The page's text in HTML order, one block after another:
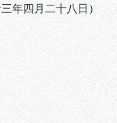
年四月二十八日）